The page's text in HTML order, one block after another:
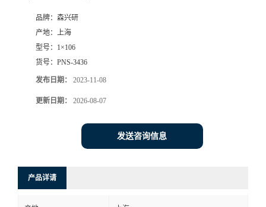
品牌： 森兴研
产地： 上海
型号： 1×106
货号： PNS-3436
发布日期： 2023-11-08
更新日期： 2026-08-07
发送咨询信息
产品详请